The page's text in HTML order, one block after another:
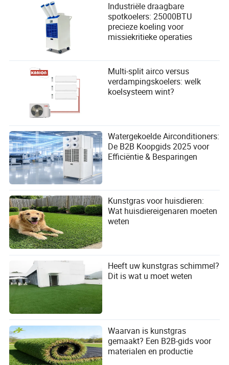
Industriële draagbare
spotkoelers: 25000BTU
precieze koeling voor
missiekritieke operaties
Multi-split airco versus
verdampingskoelers: welk
koelsysteem wint?
Watergekoelde Airconditioners:
De B2B Koopgids 2025 voor
Efficiëntie & Besparingen
Kunstgras voor huisdieren:
Wat huisdiereigenaren moeten
weten
Heeft uw kunstgras schimmel?
Dit is wat u moet weten
Waarvan is kunstgras
gemaakt? Een B2B-gids voor
materialen en productie